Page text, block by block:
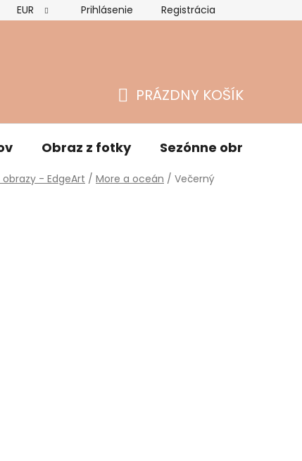
obchodu Vrátenie tovaru a reklamácie
EUR Prihlásenie Registrácia
KOŠÍK
PRÁZDNY KOŠÍK
Obraz z fotky Sezónne obrazy
- EdgeArt / More a oceán / Večerný